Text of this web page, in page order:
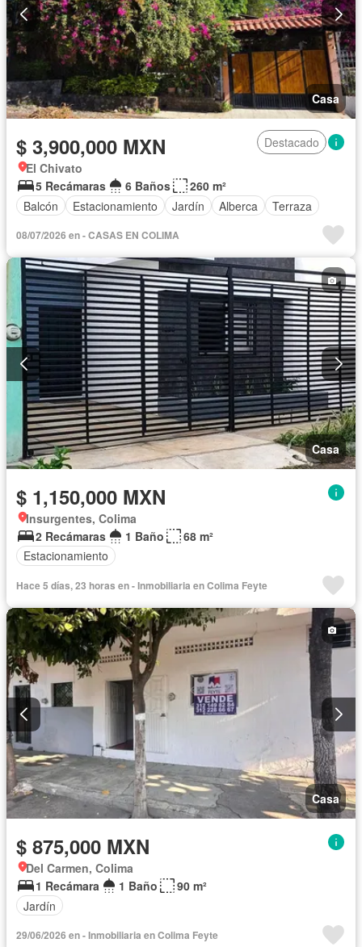
Casa
$ 3,900,000 MXN
Destacado
El Chivato
5 Recámaras
6 Baños
260 m²
Balcón
Estacionamiento Jardín Alberca Terraza
08/07/2026 en - CASAS EN COLIMA
Casa
$ 1,150,000 MXN
Insurgentes, Colima
2 Recámaras
1 Baño
68 m²
Estacionamiento
Hace 5 días, 23 horas en - Inmobiliaria en Colima Feyte
Casa
$ 875,000 MXN
Del Carmen, Colima
1 Recámara
1 Baño
90 m²
Jardín
29/06/2026 en - Inmobiliaria en Colima Feyte